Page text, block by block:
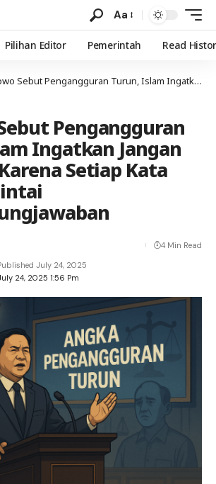
Aa
Pilihan Editor Pemerintah Read
Pengangguran Turun, Islam Ingatkan Jangan Bohongi, Karena Setiap Kata Akan Dimintai Pertanggungjawaban
Pengangguran
Ingatkan Jangan
Setiap Kata
24, 2025 1:56 Pm
July 24, 2025
4 Min Read